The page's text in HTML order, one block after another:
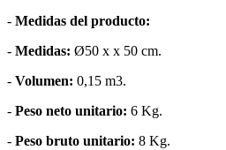
- Medidas del producto:
- Medidas: Ø50 x x 50 cm.
- Volumen: 0,15 m3.
- Peso neto unitario: 6 Kg.
- Peso bruto unitario: 8 Kg.